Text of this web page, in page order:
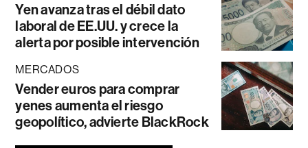
Yen avanza tras el débil dato
laboral de EE.UU. y crece la
alerta por posible intervención
MERCADOS
Vender euros para comprar
yenes aumenta el riesgo
geopolítico, advierte BlackRock